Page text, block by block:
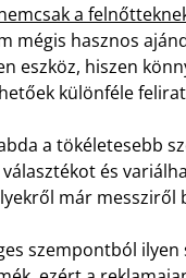
a
mégis hasznos
eszköz, hiszen
különféle
a tökéletesebb
és
már messziről
szempontból